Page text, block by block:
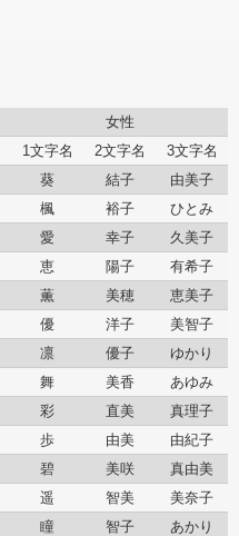
女性
1文字名 2文字名
3文字名
葵 結子
由美子
楓 裕子
ひとみ
愛 幸子
久美子
恵 陽子
有希子
薫 美穂
恵美子
優 洋子
美智子
凛 優子
ゆかり
舞 美香
あゆみ
彩 直美
真理子
歩 由美
由紀子
碧 美咲
真由美
遥 智美
美奈子
瞳 智子
あかり